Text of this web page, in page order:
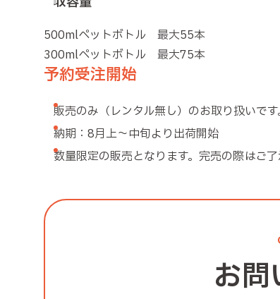
500mlペットボトル 最大55本
300mlペットボトル 最大75本
予約受注開始
販売のみ（レンタル無し）のお取り扱いです
納期：8月上～中旬より出荷開始
数量限定の販売となります。完売の際はご了
お